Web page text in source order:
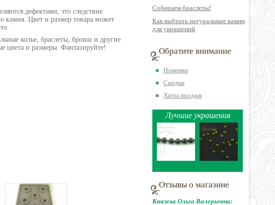
дефектами, это следствие
камня. Цвет и размер товара может
колье, браслеты, броши и другие
цвета и размеры. Фантазируйте!
Собираем браслеты!
Как выбрать натуральные камни
для украшений
Обратите внимание
Новинки
Скидки
Хиты продаж
Лучшие украшения
Отзывы о магазине
Князева Ольга Валерьевна: